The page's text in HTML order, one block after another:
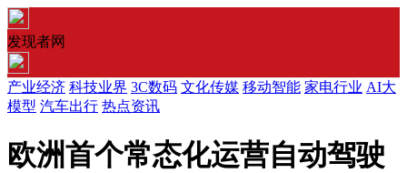
发现者网
产业经济 科技业界 3C数码 文化传媒 移动智能 家电行业 AI大
模型 汽车出行 热点资讯
欧洲首个常态化运营自动驾驶